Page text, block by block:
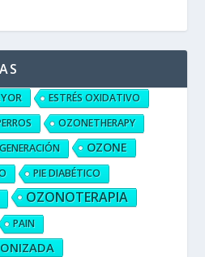
ESTRÉS OXIDATIVO
OZONETHERAPY
OZONE
PIE DIABÉTICO
OZONOTERAPIA
PAIN